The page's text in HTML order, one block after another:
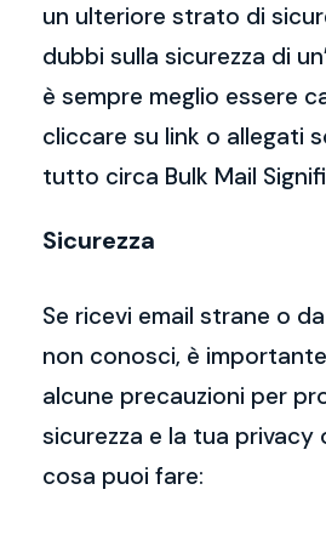
un ulteriore strato di
dubbi sulla sicurezza di
è sempre meglio essere
cliccare su link o allegati
tutto circa Bulk Mail
Sicurezza
Se ricevi email strane o
non conosci, è
alcune precauzioni per
sicurezza e la tua privacy
cosa puoi fare: